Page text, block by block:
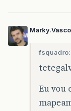
fsquadro:
Eu vou